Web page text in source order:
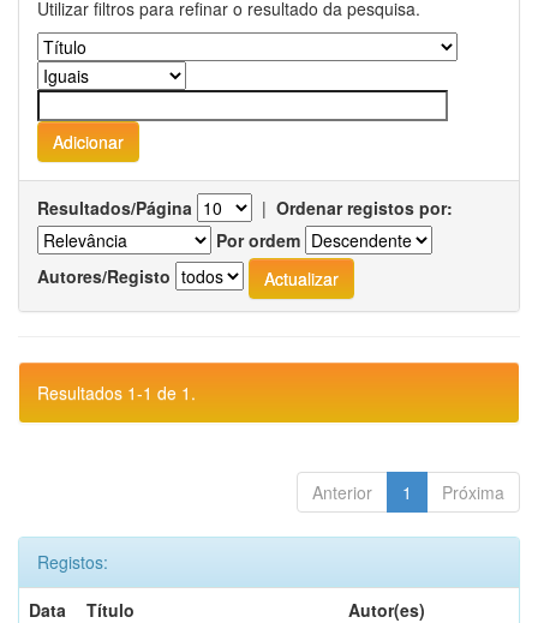
Utilizar filtros para refinar o resultado da pesquisa.
Resultados/Página | Ordenar registos por:
Por ordem
Autores/Registo
Resultados 1-1 de 1.
Anterior 1 Próxima
Registos:
Data
Título
Autor(es)